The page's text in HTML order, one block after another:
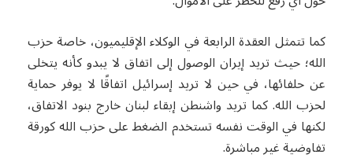
كما تتمثل العقدة الرابعة في الوكلاء الإقليميون، خاصة حزب
الله؛ حيث تريد إيران الوصول إلى اتفاق لا يبدو كأنه يتخلى
عن حلفائها، في حين لا تريد إسرائيل اتفاقًا لا يوفر حماية
لحزب الله. كما تريد واشنطن إبقاء لبنان خارج بنود الاتفاق،
لكنها في الوقت نفسه تستخدم الضغط على حزب الله كورقة
تفاوضية غير مباشرة.